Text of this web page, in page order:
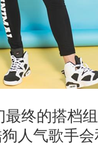
终的搭档
人气歌手